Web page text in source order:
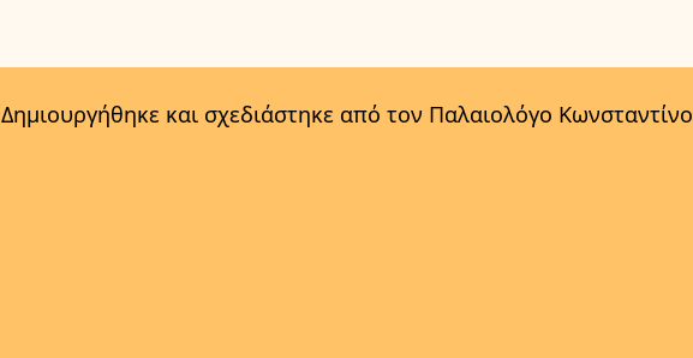
Δημιουργήθηκε και σχεδιάστηκε από τον Παλαιολόγο Κωνσταντίνο